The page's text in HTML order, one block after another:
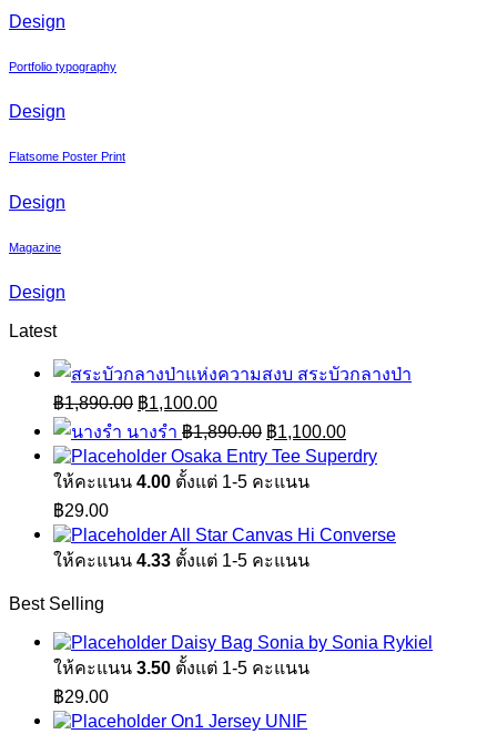
Design
Portfolio typography
Design
Flatsome Poster Print
Design
Magazine
Design
Latest
สระบัวกลางป่า
฿1,890.00 Original
was:
฿1,890.00.
฿1,100.00Current
is:
฿1,100.00.
นางรำ ฿1,890.00 Original
price
was:
฿1,890.00.
฿1,100.00Current
price
is:
Osaka Entry Tee Superdry
ให้คะแนน 4.00 ตั้งแต่ 1-5 คะแนน
฿29.00
All Star Canvas Hi Converse
ให้คะแนน 4.33 ตั้งแต่ 1-5 คะแนน
Best Selling
Daisy Bag Sonia by Sonia Rykiel
ให้คะแนน 3.50 ตั้งแต่ 1-5 คะแนน
฿29.00
On1 Jersey UNIF